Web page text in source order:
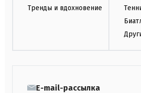
Тренды и вдохновение
E-mail-рассылка